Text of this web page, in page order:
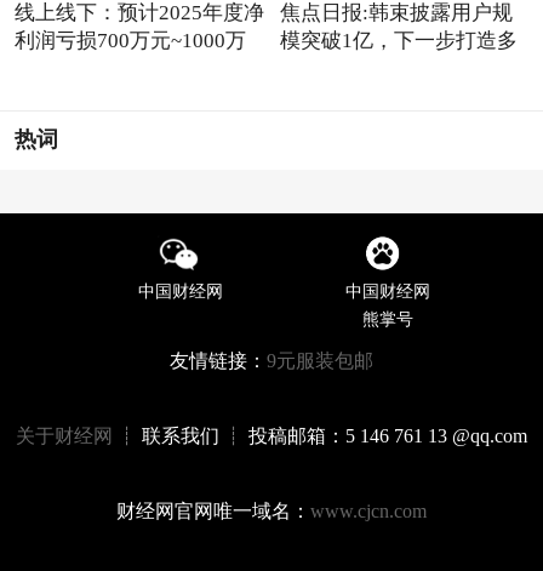
线上线下：预计2025年度净
利润亏损700万元~1000万
焦点日报:韩束披露用户规
模突破1亿，下一步打造多
热词
中国财经网
中国财经网
熊掌号
友情链接： 9元服装包邮
关于财经网 ┊ 联系我们 ┊ 投稿邮箱：5 146 761 13 @qq.com
财经网官网唯一域名： www.cjcn.com